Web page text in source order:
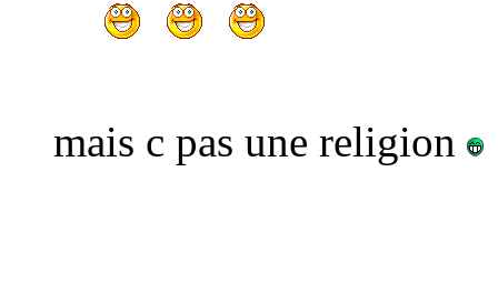
mais c pas une religion